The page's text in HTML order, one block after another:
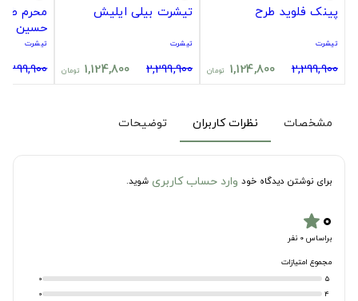
پینک فلوید طرح
تیشرت
2,299,900
1,124,800 تومان
تیشرت بیلی ایلیش
تیشرت
2,299,900
1,124,800 تومان
محرم طرح
حسین
تیشرت
2,299,900
مشخصات نظرات کاربران توضیحات
برای نوشتن دیدگاه خود وارد حساب کاربری شوید.
۰star
براساس 0 نفر
مجموع امتیازات
5
0
4
0